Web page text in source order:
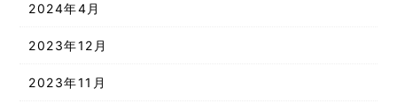
2024年4月
2023年12月
2023年11月